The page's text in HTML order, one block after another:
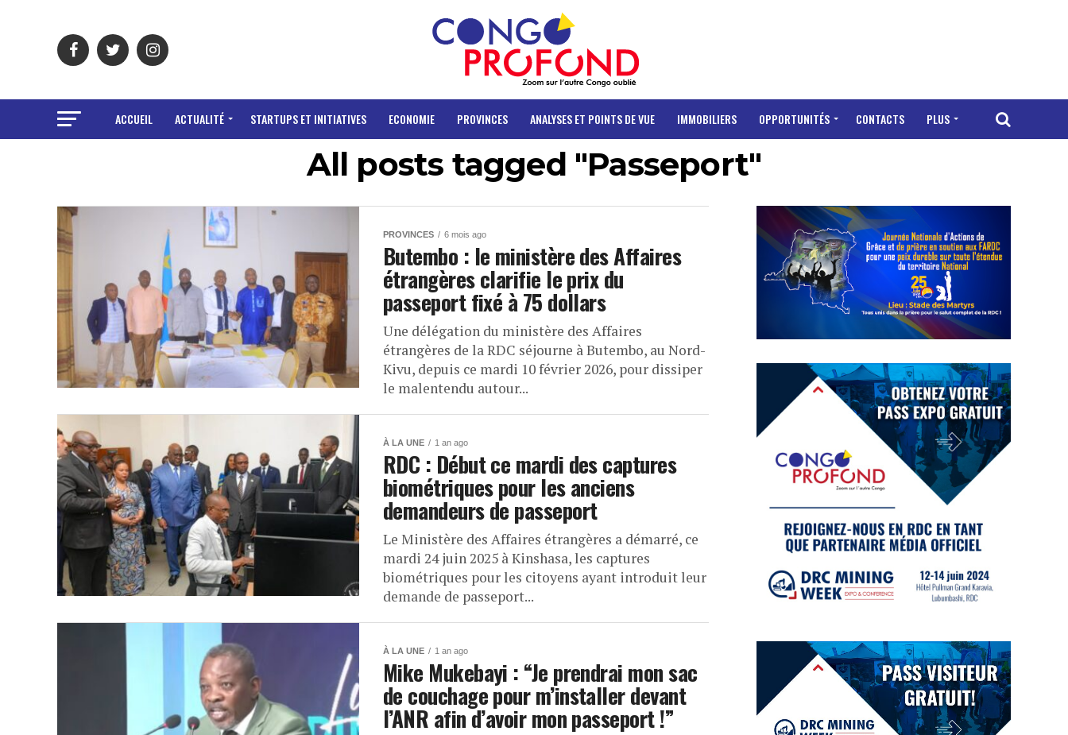
ACCUEIL ACTUALITÉ STARTUPS ET INITIATIVES ECONOMIE PROVINCES ANALYSES ET POINTS DE VUE IMMOBILIERS OPPORTUNITÉS CONTACTS PLUS
All posts tagged "Passeport"
PROVINCES 6 mois ago
Butembo : le ministère des Affaires
étrangères clarifie le prix du
passeport fixé à 75 dollars
Une délégation du ministère des Affaires
étrangères de la RDC séjourne à Butembo, au Nord-
Kivu, depuis ce mardi 10 février 2026, pour dissiper
le malentendu autour...
À LA UNE 1 an ago
RDC : Début ce mardi des captures
biométriques pour les anciens
demandeurs de passeport
Le Ministère des Affaires étrangères a démarré, ce
mardi 24 juin 2025 à Kinshasa, les captures
biométriques pour les citoyens ayant introduit leur
demande de passeport...
À LA UNE 1 an ago
Mike Mukebayi : “Je prendrai mon sac
de couchage pour m’installer devant
l’ANR afin d’avoir mon passeport !”